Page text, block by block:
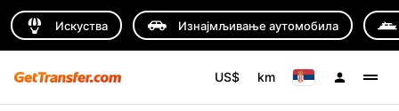
Искуства Изнајмљивање аутомобила
US$ km